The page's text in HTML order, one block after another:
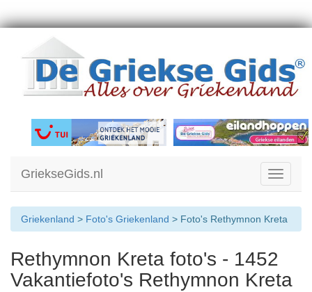
Toggle
GriekseGids.nl
Griekenland > Foto's Griekenland > Foto's Rethymnon Kreta
Rethymnon Kreta foto's - 1452
Vakantiefoto's Rethymnon Kreta